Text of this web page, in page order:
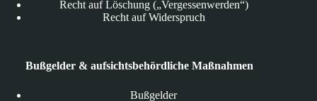
Recht auf Löschung („Vergessenwerden“)
Recht auf Widerspruch
Bußgelder & aufsichtsbehördliche Maßnahmen
Bußgelder